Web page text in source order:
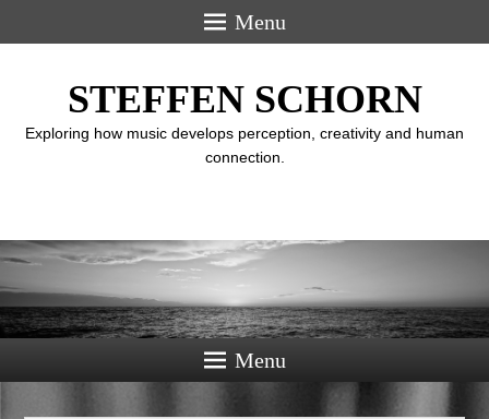
Menu
STEFFEN SCHORN
Exploring how music develops perception, creativity and human
connection.
Menu